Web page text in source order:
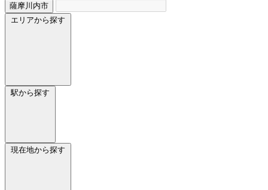
薩摩川内市
エリアから探す
駅から探す
現在地から探す